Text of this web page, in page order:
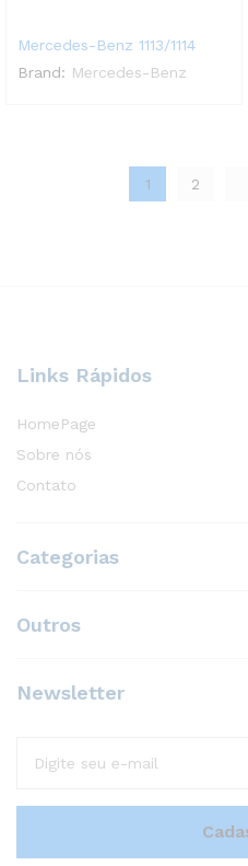
Mercedes-Benz 1113/1114
Brand: Mercedes-Benz
1 2
Links Rápidos
HomePage
Sobre nós
Contato
Categorias
Outros
Newsletter